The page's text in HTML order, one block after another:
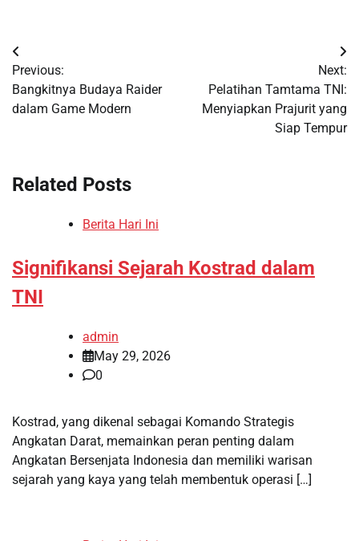
Post
navigation
Previous:
Bangkitnya Budaya Raider
dalam Game Modern
Next:
Pelatihan Tamtama TNI:
Menyiapkan Prajurit yang
Siap Tempur
Related Posts
Berita Hari Ini
Signifikansi Sejarah Kostrad dalam
TNI
admin
May 29, 2026
0
Kostrad, yang dikenal sebagai Komando Strategis
Angkatan Darat, memainkan peran penting dalam
Angkatan Bersenjata Indonesia dan memiliki warisan
sejarah yang kaya yang telah membentuk operasi […]